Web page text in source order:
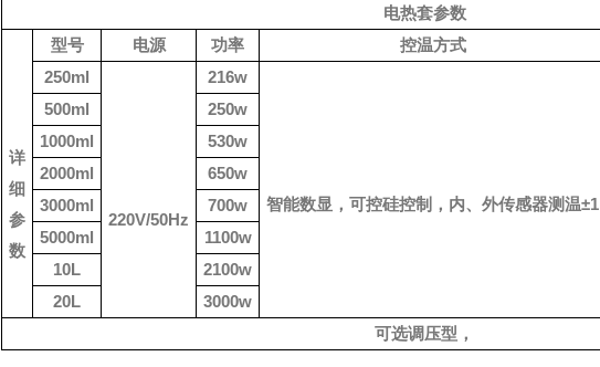
电热套参数
详
细
参
数
型号 电源 功率 控温方式
250ml
220V/50Hz
216w
智能数显，可控硅控制，内、外传感器测温±1
500ml
250w
1000ml
530w
2000ml
650w
3000ml
700w
5000ml
1100w
10L
2100w
20L
3000w
可选调压型，